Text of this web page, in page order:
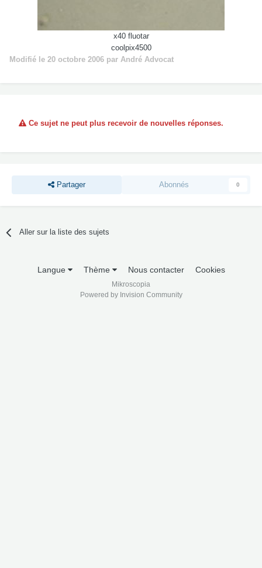
x40 fluotar
coolpix4500
Modifié le 20 octobre 2006 par André Advocat
Ce sujet ne peut plus recevoir de nouvelles réponses.
Partager Abonnés 0
Aller sur la liste des sujets
Langue Thème Nous contacter Cookies
Mikroscopia
Powered by Invision Community